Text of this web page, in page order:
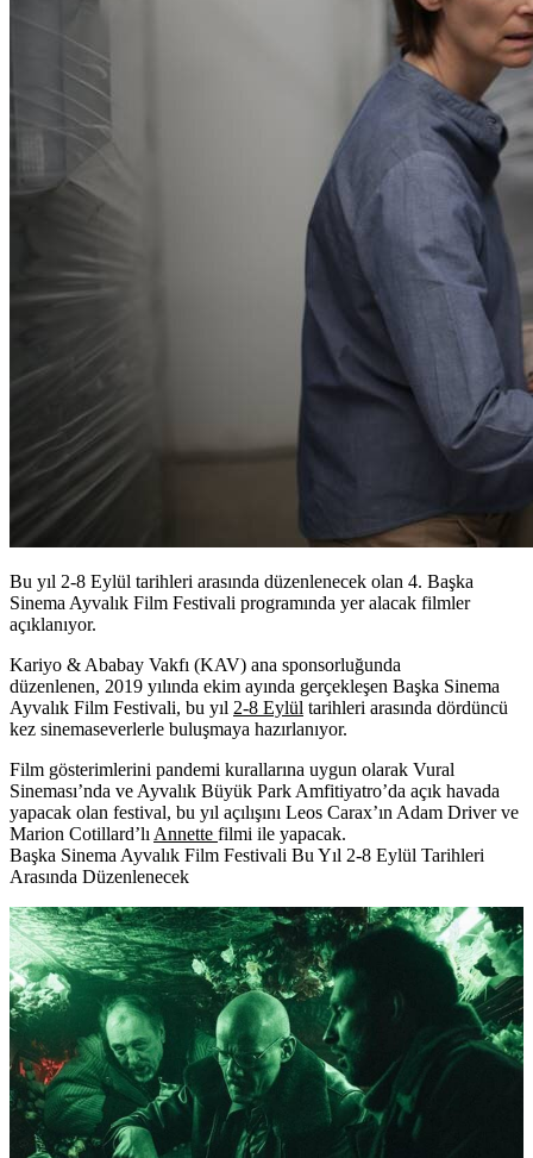
Bu yıl 2-8 Eylül tarihleri arasında düzenlenecek olan 4. Başka
Sinema Ayvalık Film Festivali programında yer alacak filmler
açıklanıyor.
Kariyo & Ababay Vakfı (KAV) ana sponsorluğunda
düzenlenen, 2019 yılında ekim ayında gerçekleşen Başka Sinema
Ayvalık Film Festivali, bu yıl 2-8 Eylül tarihleri arasında dördüncü
kez sinemaseverlerle buluşmaya hazırlanıyor.
Film gösterimlerini pandemi kurallarına uygun olarak Vural
Sineması’nda ve Ayvalık Büyük Park Amfitiyatro’da açık havada
yapacak olan festival, bu yıl açılışını Leos Carax’ın Adam Driver ve
Marion Cotillard’lı Annette filmi ile yapacak.
Başka Sinema Ayvalık Film Festivali Bu Yıl 2-8 Eylül Tarihleri
Arasında Düzenlenecek